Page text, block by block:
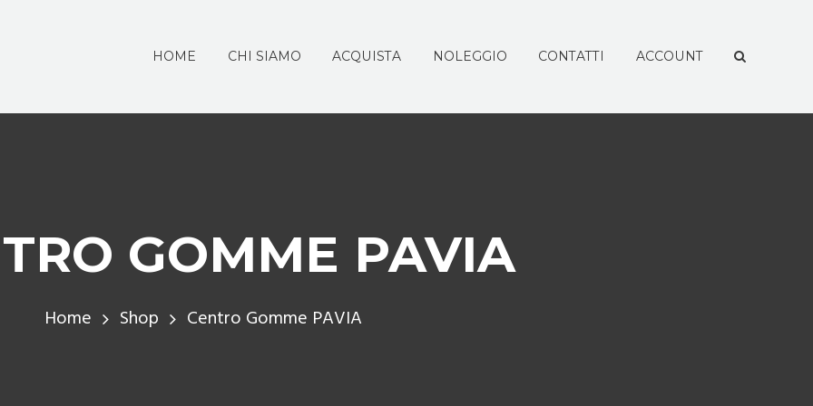
HOME CHI SIAMO ACQUISTA NOLEGGIO CONTATTI ACCOUNT
GOMME PAVIA
Home Shop Centro Gomme PAVIA